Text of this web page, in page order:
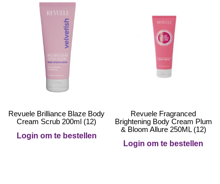
Revuele Brilliance Blaze Body
Cream Scrub 200ml (12)
Login om te bestellen
Revuele Fragranced
Brightening Body Cream Plum
& Bloom Allure 250ML (12)
Login om te bestellen